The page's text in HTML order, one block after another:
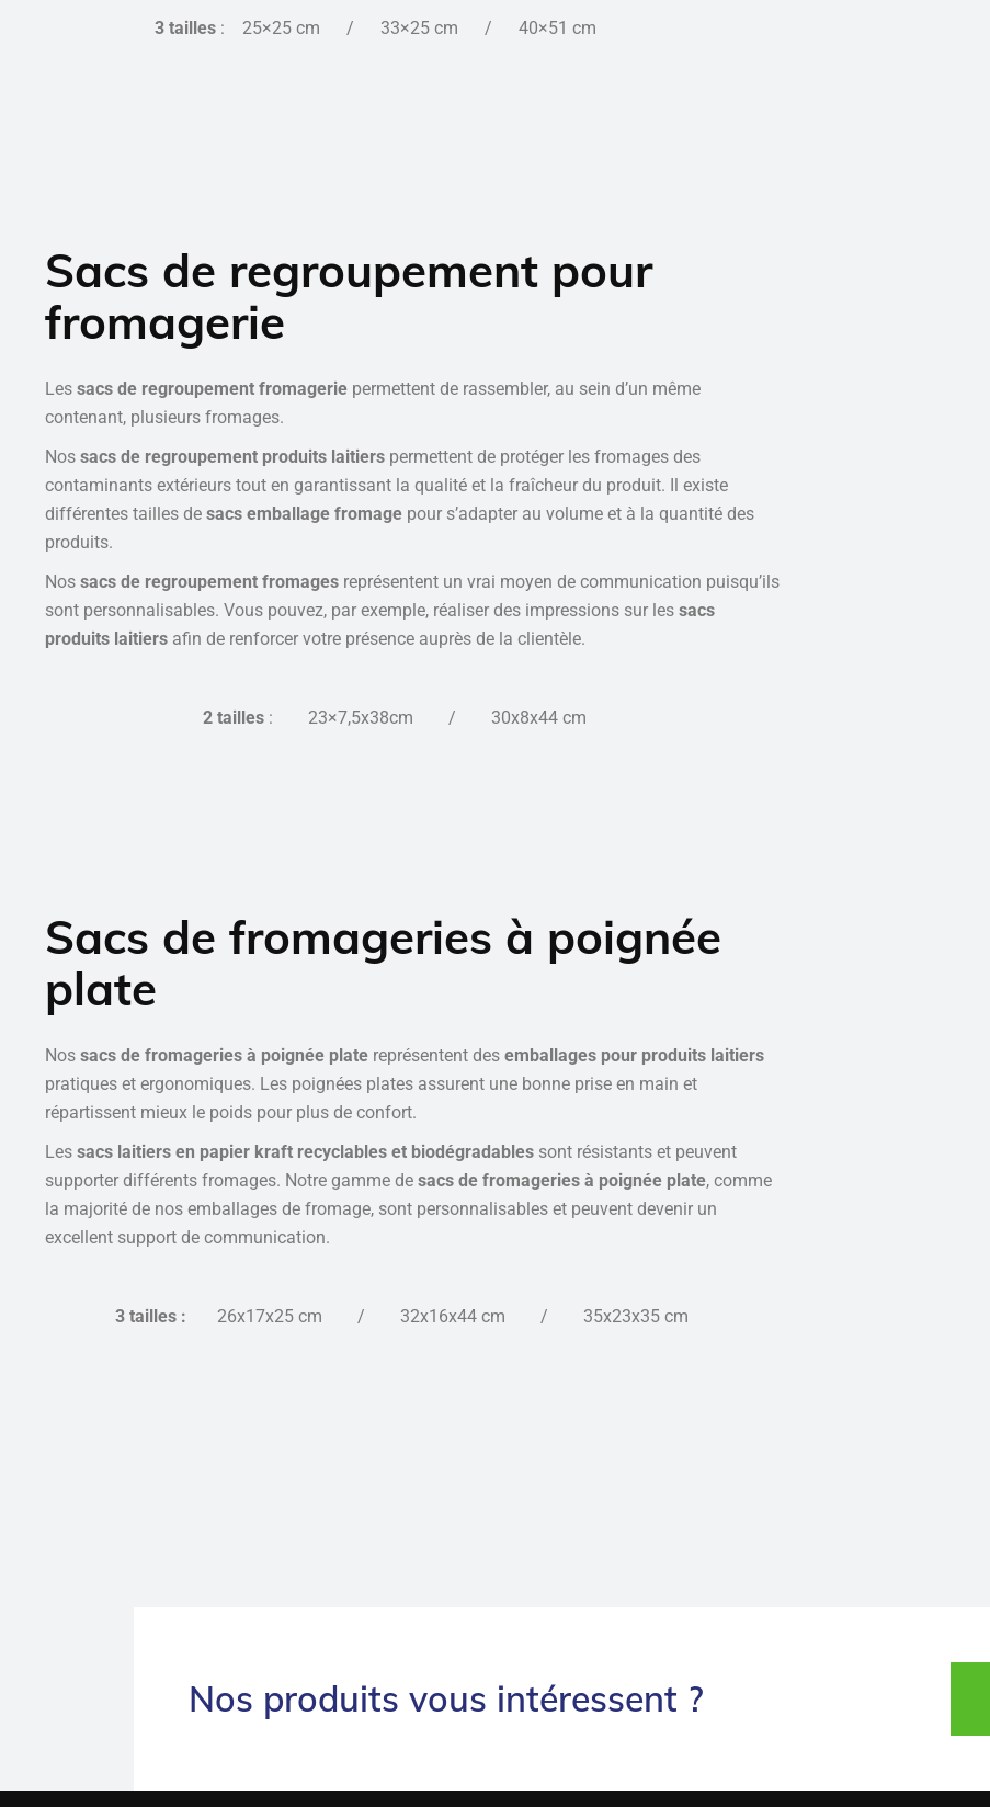
3 tailles : 25×25 cm / 33×25 cm / 40×51 cm
Sacs de regroupement pour
fromagerie
Les sacs de regroupement fromagerie permettent de rassembler, au sein d’un même
contenant, plusieurs fromages.
Nos sacs de regroupement produits laitiers permettent de protéger les fromages des
contaminants extérieurs tout en garantissant la qualité et la fraîcheur du produit. Il existe
différentes tailles de sacs emballage fromage pour s’adapter au volume et à la quantité des
produits.
Nos sacs de regroupement fromages représentent un vrai moyen de communication puisqu’ils
sont personnalisables. Vous pouvez, par exemple, réaliser des impressions sur les sacs
produits laitiers afin de renforcer votre présence auprès de la clientèle.
2 tailles : 23×7,5x38cm / 30x8x44 cm
Sacs de fromageries à poignée
plate
Nos sacs de fromageries à poignée plate représentent des emballages pour produits laitiers
pratiques et ergonomiques. Les poignées plates assurent une bonne prise en main et
répartissent mieux le poids pour plus de confort.
Les sacs laitiers en papier kraft recyclables et biodégradables sont résistants et peuvent
supporter différents fromages. Notre gamme de sacs de fromageries à poignée plate, comme
la majorité de nos emballages de fromage, sont personnalisables et peuvent devenir un
excellent support de communication.
3 tailles : 26x17x25 cm / 32x16x44 cm / 35x23x35 cm
Nos produits vous intéressent ?